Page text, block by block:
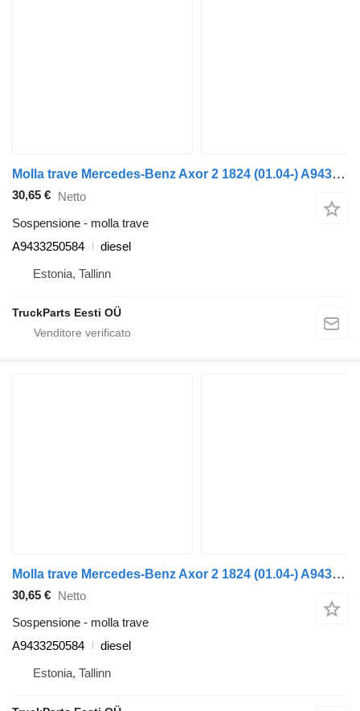
Molla trave Mercedes-Benz Axor 2 1824 (01.04-) A9433250584 per trattore stradale Mercedes-Benz Actros, Axor MP1, MP2, MP3 (1996-2014)
30,65 € Netto
Sospensione - molla trave
A9433250584
diesel
Estonia, Tallinn
TruckParts Eesti OÜ
Molla trave Mercedes-Benz Axor 2 1824 (01.04-) A9433250584 per trattore stradale Mercedes-Benz Actros, Axor MP1, MP2, MP3 (1996-2014)
30,65 € Netto
Sospensione - molla trave
A9433250584
diesel
Estonia, Tallinn